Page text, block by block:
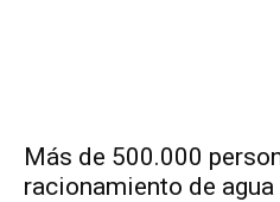
Más de 500.000
racionamiento de